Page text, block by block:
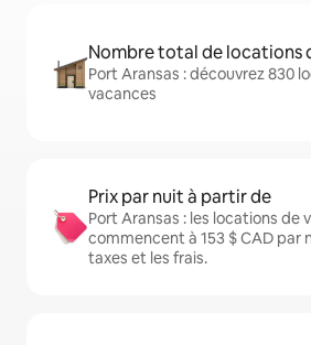
Nombre total de locations
Port Aransas : découvrez 830
vacances
Prix par nuit à partir de
Port Aransas : les locations de
commencent à 153 $ CAD par
taxes et les frais.